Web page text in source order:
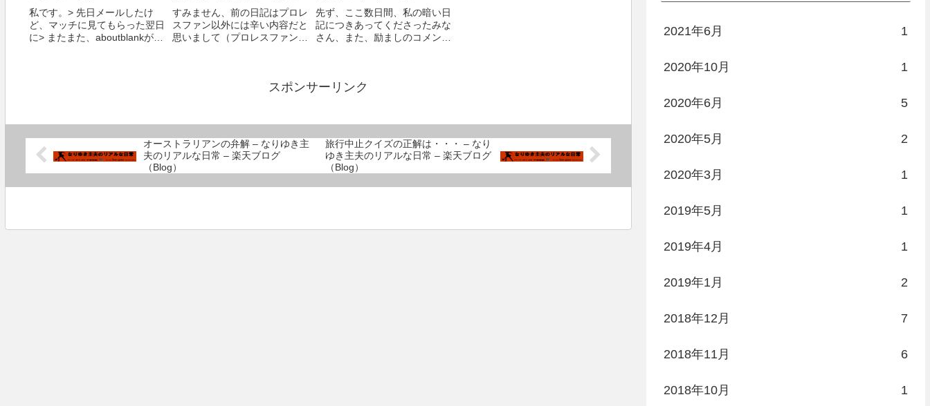
私です。> 先日メールしたけ
ど、マッチに見てもらった翌日
に> またまた、aboutblankが出
ログ（Blog）
すみません、前の日記はプロレ
スファン以外には辛い内容だと
思いまして（プロレスファンで
同盟ということで論じてみたい
先ず、ここ数日間、私の暗い日
記につきあってくださったみな
さん、また、励ましのコメント
て前向きに直るのか、これはそ
スポンサーリンク
オーストラリアンの弁解 – なりゆき主
夫のリアルな日常 – 楽天ブログ
（Blog）
旅行中止クイズの正解は・・・ – なり
ゆき主夫のリアルな日常 – 楽天ブログ
（Blog）
2021年6月 1
2020年10月 1
2020年6月 5
2020年5月 2
2020年3月 1
2019年5月 1
2019年4月 1
2019年1月 2
2018年12月 7
2018年11月 6
2018年10月 1